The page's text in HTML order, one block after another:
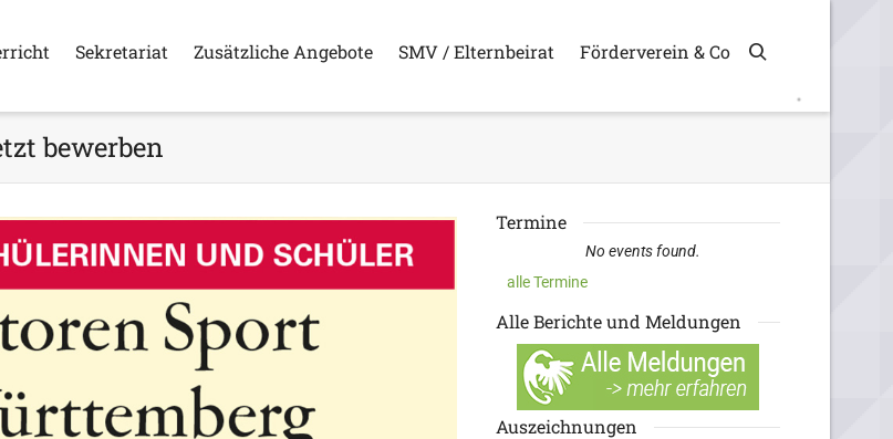
Sekretariat Zusätzliche Angebote SMV / Elternbeirat Förderverein & Co
bewerben
Termine
No events found.
alle Termine
Alle Berichte und Meldungen
Auszeichnungen